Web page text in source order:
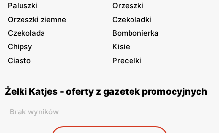
Paluszki
Orzeszki
Orzeszki ziemne
Czekoladki
Czekolada
Bombonierka
Chipsy
Kisiel
Ciasto
Precelki
Żelki Katjes - oferty z gazetek promocyjnych
Brak wyników